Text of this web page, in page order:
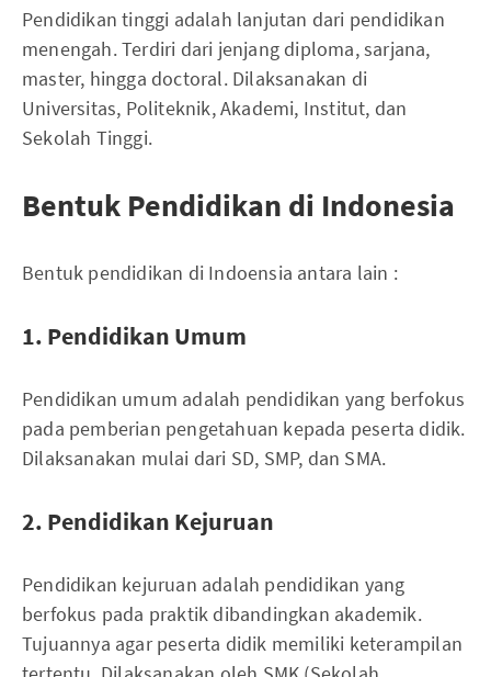
Pendidikan tinggi adalah lanjutan dari pendidikan
menengah. Terdiri dari jenjang diploma, sarjana,
master, hingga doctoral. Dilaksanakan di
Universitas, Politeknik, Akademi, Institut, dan
Sekolah Tinggi.
Bentuk Pendidikan di Indonesia
Bentuk pendidikan di Indoensia antara lain :
1. Pendidikan Umum
Pendidikan umum adalah pendidikan yang berfokus
pada pemberian pengetahuan kepada peserta didik.
Dilaksanakan mulai dari SD, SMP, dan SMA.
2. Pendidikan Kejuruan
Pendidikan kejuruan adalah pendidikan yang
berfokus pada praktik dibandingkan akademik.
Tujuannya agar peserta didik memiliki keterampilan